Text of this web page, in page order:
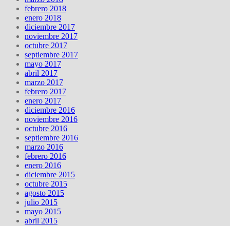
febrero 2018
enero 2018
diciembre 2017
noviembre 2017
octubre 2017
septiembre 2017
mayo 2017
abril 2017
marzo 2017
febrero 2017
enero 2017
diciembre 2016
noviembre 2016
octubre 2016
septiembre 2016
marzo 2016
febrero 2016
enero 2016
diciembre 2015
octubre 2015
agosto 2015
julio 2015
mayo 2015
abril 2015